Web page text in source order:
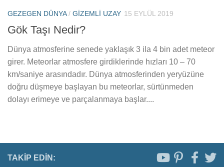
GEZEGEN DÜNYA/ GIZEMLI UZAY 15 EYLÜL 2019
Gök Taşı Nedir?
Dünya atmosferine senede yaklaşık 3 ila 4 bin adet meteor
girer. Meteorlar atmosfere girdiklerinde hızları 10 – 70
km/saniye arasındadır. Dünya atmosferinden yeryüzüne
doğru düşmeye başlayan bu meteorlar, sürtünmeden
dolayı erimeye ve parçalanmaya başlar....
TAKIP EDIN: